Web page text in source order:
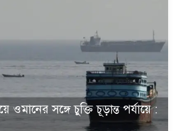
ওমানের সঙ্গে চুক্তি চূড়ান্ত পর্যায়ে :